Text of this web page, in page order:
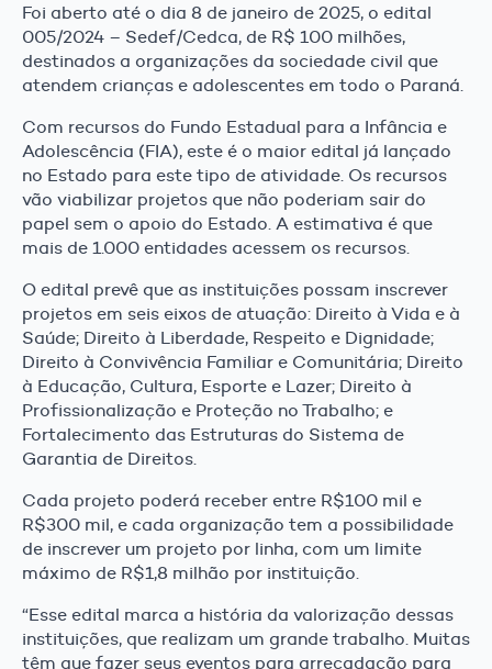
Foi aberto até o dia 8 de janeiro de 2025, o edital
005/2024 – Sedef/Cedca, de R$ 100 milhões,
destinados a organizações da sociedade civil que
atendem crianças e adolescentes em todo o Paraná.
Com recursos do Fundo Estadual para a Infância e
Adolescência (FIA), este é o maior edital já lançado
no Estado para este tipo de atividade. Os recursos
vão viabilizar projetos que não poderiam sair do
papel sem o apoio do Estado. A estimativa é que
mais de 1.000 entidades acessem os recursos.
O edital prevê que as instituições possam inscrever
projetos em seis eixos de atuação: Direito à Vida e à
Saúde; Direito à Liberdade, Respeito e Dignidade;
Direito à Convivência Familiar e Comunitária; Direito
à Educação, Cultura, Esporte e Lazer; Direito à
Profissionalização e Proteção no Trabalho; e
Fortalecimento das Estruturas do Sistema de
Garantia de Direitos.
Cada projeto poderá receber entre R$100 mil e
R$300 mil, e cada organização tem a possibilidade
de inscrever um projeto por linha, com um limite
máximo de R$1,8 milhão por instituição.
“Esse edital marca a história da valorização dessas
instituições, que realizam um grande trabalho. Muitas
têm que fazer seus eventos para arrecadação para